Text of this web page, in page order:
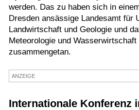
Kultur
Sport
werden. Das zu haben sich in
Dresden ansässige Landesamt für
Landwirtschaft und Geologie und
Meteorologie und
zusammengetan.
ANZEIGE
Internationale Konferenz